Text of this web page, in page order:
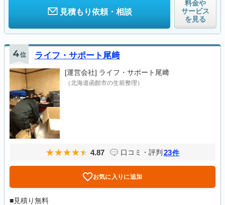
見積もり依頼・相談
料金や
サービス
を見る
4位 ライフ・サポート尾﨑
[運営会社] ライフ・サポート尾﨑
（北海道函館市の生前整理）
4.87 口コミ・評判 23件
お気に入りに追加
■見積り無料